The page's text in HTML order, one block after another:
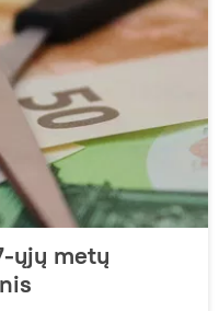
ųjų metų